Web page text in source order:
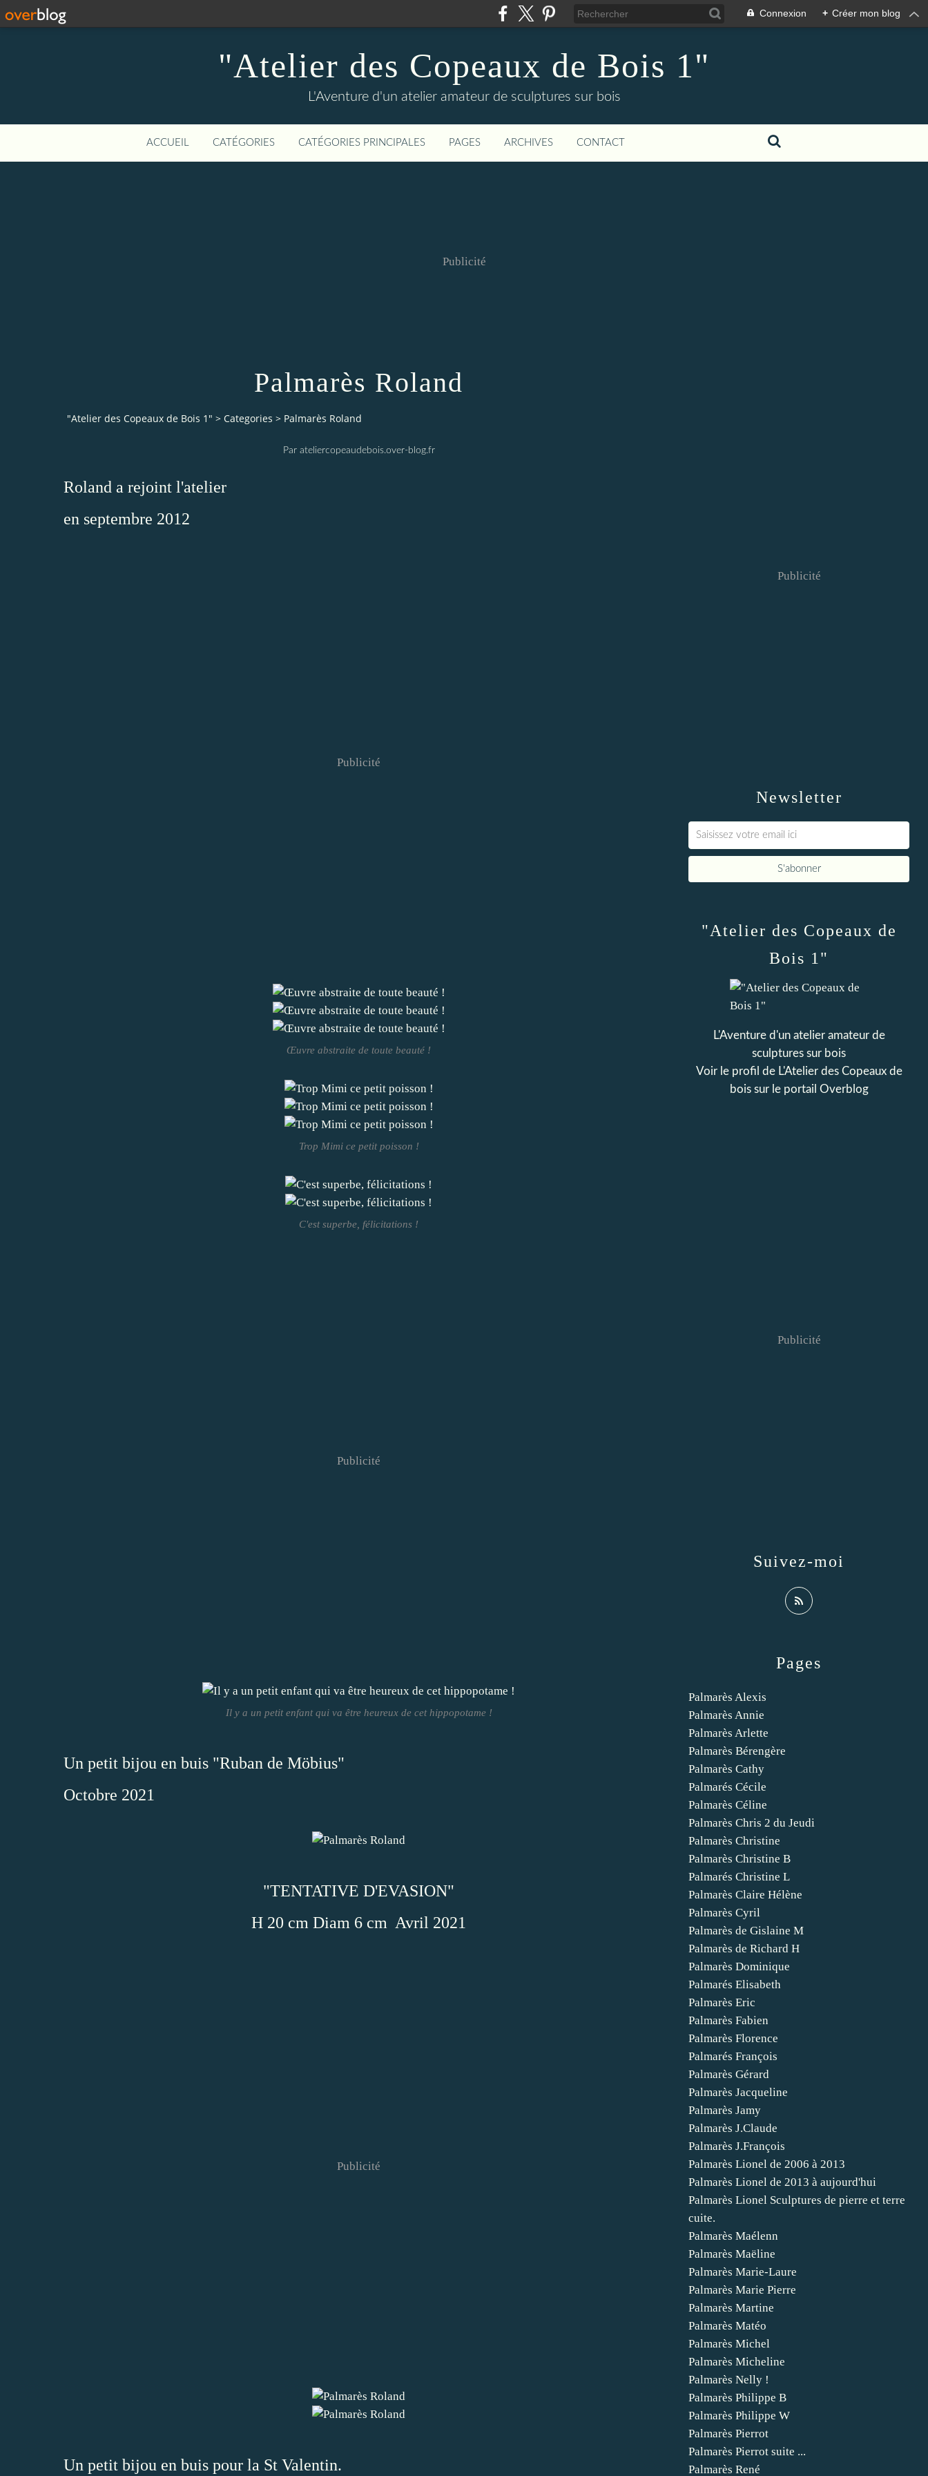
Connexion + Créer mon blog
"Atelier des Copeaux de Bois 1"
L'Aventure d'un atelier amateur de sculptures sur bois
ACCUEIL CATÉGORIES CATÉGORIES PRINCIPALES PAGES ARCHIVES CONTACT
Publicité
Palmarès Roland
"Atelier des Copeaux de Bois 1" > Categories > Palmarès Roland
Par ateliercopeaudebois.over-blog.fr
Roland a rejoint l'atelier
en septembre 2012
Publicité
Œuvre abstraite de toute beauté !
Trop Mimi ce petit poisson !
C'est superbe, félicitations !
Publicité
Il y a un petit enfant qui va être heureux de cet hippopotame !
Un petit bijou en buis "Ruban de Möbius"
Octobre 2021
"TENTATIVE D'EVASION"
H 20 cm Diam 6 cm Avril 2021
Publicité
Un petit bijou en buis pour la St Valentin.
Newsletter
Publicité
Pages
Palmarès Alexis
Palmarès Annie
Palmarès Arlette
Palmarès Bérengère
Palmarès Cathy
Palmarés Cécile
Palmarès Céline
Palmarès Chris 2 du Jeudi
Palmarès Christine
Palmarès Christine B
Palmarés Christine L
Palmarès Claire Hélène
Palmarès Cyril
Palmarès de Gislaine M
Palmarès de Richard H
Palmarès Dominique
Palmarés Elisabeth
Palmarès Eric
Palmarès Fabien
Palmarès Florence
Palmarés François
Palmarès Gérard
Palmarès Jacqueline
Palmarès Jamy
Palmarès J.Claude
Palmarès J.François
Palmarès Lionel de 2006 à 2013
Palmarès Lionel de 2013 à aujourd'hui
Palmarès Lionel Sculptures de pierre et terre
cuite.
Palmarès Maélenn
Palmarès Maëline
Palmarès Marie-Laure
Palmarès Marie Pierre
Palmarès Martine
Palmarès Matéo
Palmarès Michel
Palmarès Micheline
Palmarès Nelly !
Palmarès Philippe B
Palmarès Philippe W
Palmarès Pierrot
Palmarès Pierrot suite ...
Palmarès René
"Atelier des Copeaux de
Bois 1"
L'Aventure d'un atelier amateur de
sculptures sur bois
Voir le profil de L'Atelier des Copeaux de
boissur le portail Overblog
Suivez-moi
Publicité